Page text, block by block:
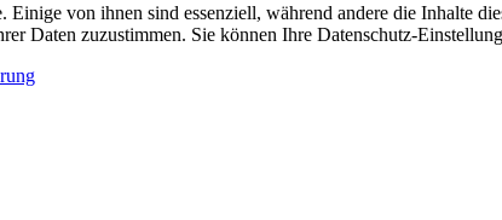
von ihnen sind essenziell, während andere die Inhalte
Daten zuzustimmen. Sie können Ihre Datenschutz-